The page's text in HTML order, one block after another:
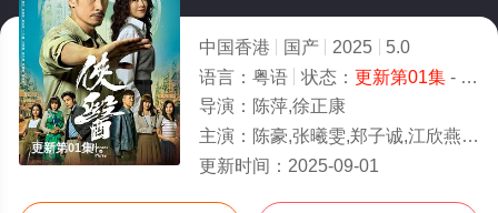
更新第01集
中国香港 国产 2025
5.0
语言： 粤语 状态： 更新第01集- 免费在线观看
导演： 陈萍,徐正康
主演： 陈豪,张曦雯,郑子诚,江欣燕,丁子朗,冯皓扬,谭凯琪,刘佩玥,陈嘉辉,黎燕珊,郭柏妍,马贯东,卢宛茵,张武孝,林映辉,程可为,林溥来,黄婧灵,林家乐,
更新时间： 2025-09-01